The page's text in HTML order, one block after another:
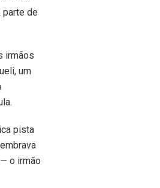
parte de
irmãos
um
pista
o irmão